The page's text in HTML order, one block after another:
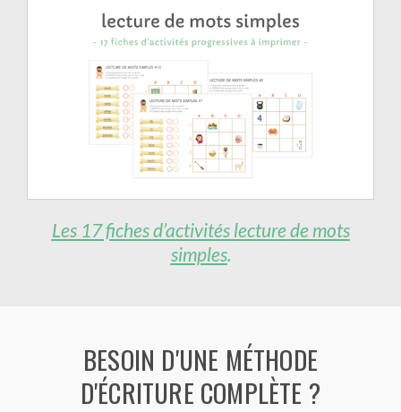
Les 17 fiches d’activités lecturede mots
simples.
BESOIN D'UNE MÉTHODE
D'ÉCRITURE COMPLÈTE ?